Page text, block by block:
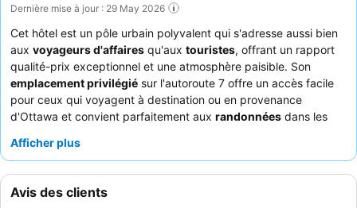
Dernière mise à jour : 29 May 2026
Cet hôtel est un pôle urbain polyvalent qui s'adresse aussi bien
aux voyageurs d'affaires qu'aux touristes, offrant un rapport
qualité-prix exceptionnel et une atmosphère paisible. Son
emplacement privilégié sur l'autoroute 7 offre un accès facile
pour ceux qui voyagent à destination ou en provenance
d'Ottawa et convient parfaitement aux randonnées dans les
comprennent un
constamment le
exceptionnelles, ainsi que la commodité des nombreux
Afficher plus
Avis des clients